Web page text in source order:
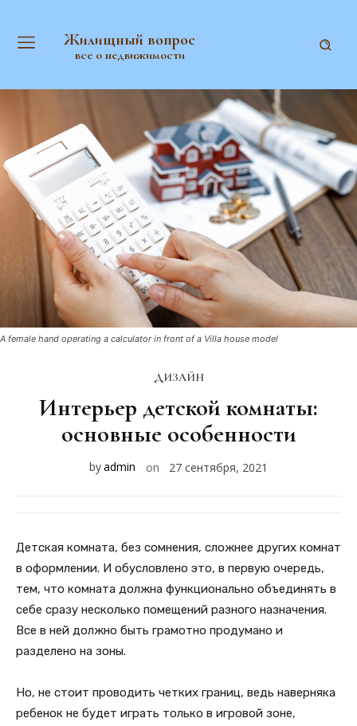
Жилищный вопрос
все о недвижимости
A female hand operating a calculator in front of a Villa house model
ДИЗАЙН
Интерьер детской комнаты:
основные особенности
byadmin on 27 сентября, 2021
Детская комната, без сомнения, сложнее других комнат
в оформлении. И обусловлено это, в первую очередь,
тем, что комната должна функционально объединять в
себе сразу несколько помещений разного назначения.
Все в ней должно быть грамотно продумано и
разделено на зоны.
Но, не стоит проводить четких границ, ведь наверняка
ребенок не будет играть только в игровой зоне,